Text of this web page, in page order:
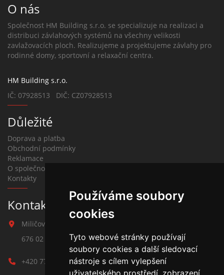
Používáme soubory
cookies
Tyto webové stránky používají
soubory cookies a další sledovací
nástroje s cílem vylepšení
uživatelského prostředí, zobrazení
O nás
Společnost HM Building s.r.o. se specializuje na realizaci a
distribuci závlahových systémů na všechny velikosti
zavlažovacích ploch. Realizujeme a projektujeme závlahy pro
rodinné domy, sportovní a relaxační centra.
HM Building s.r.o.
IČ: 07928513 DIČ: CZ07928513
Důležité
Doprava a platba
Obchodní podmínky
Reklamace
O společnosti
Kontakty
Kontakt na závlahy
Miličova 541
676 02 Moravské Budějovice
+420 777 780 938